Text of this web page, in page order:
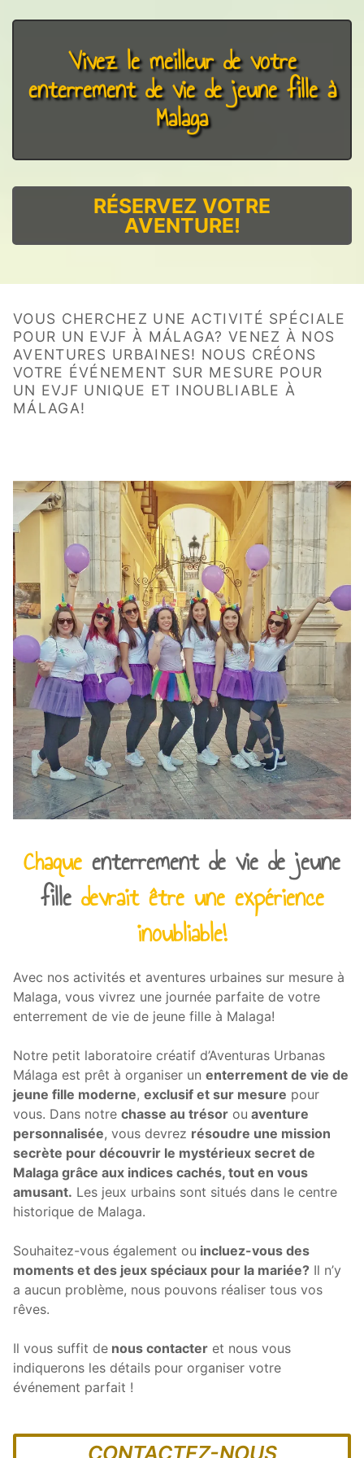
Vivez le meilleur de votre
enterrement de vie de jeune fille à
Malaga
RÉSERVEZ VOTRE
AVENTURE!
VOUS CHERCHEZ UNE ACTIVITÉ SPÉCIALE
POUR UN EVJF À MÁLAGA? VENEZ À NOS
AVENTURES URBAINES! NOUS CRÉONS
VOTRE ÉVÉNEMENT SUR MESURE POUR
UN EVJF UNIQUE ET INOUBLIABLE À
MÁLAGA!
Chaque enterrement de vie de jeune
filledevrait être une expérience
inoubliable!
Avec nos activités et aventures urbaines sur mesure à
Malaga, vous vivrez une journée parfaite de votre
enterrement de vie de jeune fille à Malaga!
Notre petit laboratoire créatif d’Aventuras Urbanas
Málaga est prêt à organiser un enterrement de vie de
jeune fille moderne, exclusif et sur mesure pour
vous. Dans notre chasse au trésor ou aventure
personnalisée, vous devrez résoudre une mission
secrète pour découvrir le mystérieux secret de
Malaga grâce aux indices cachés, tout en vous
amusant. Les jeux urbains sont situés dans le centre
historique de Malaga.
Souhaitez-vous également ou incluez-vous des
moments et des jeux spéciaux pour la mariée? Il n’y
a aucun problème, nous pouvons réaliser tous vos
rêves.
Il vous suffit de nous contacter et nous vous
indiquerons les détails pour organiser votre
événement parfait !
CONTACTEZ-NOUS